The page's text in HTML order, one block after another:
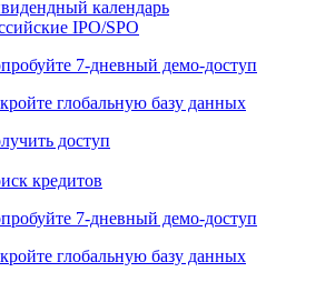
календарь
IPO/SPO
7-дневный демо-доступ
глобальную базу данных
доступ
кредитов
7-дневный демо-доступ
глобальную базу данных